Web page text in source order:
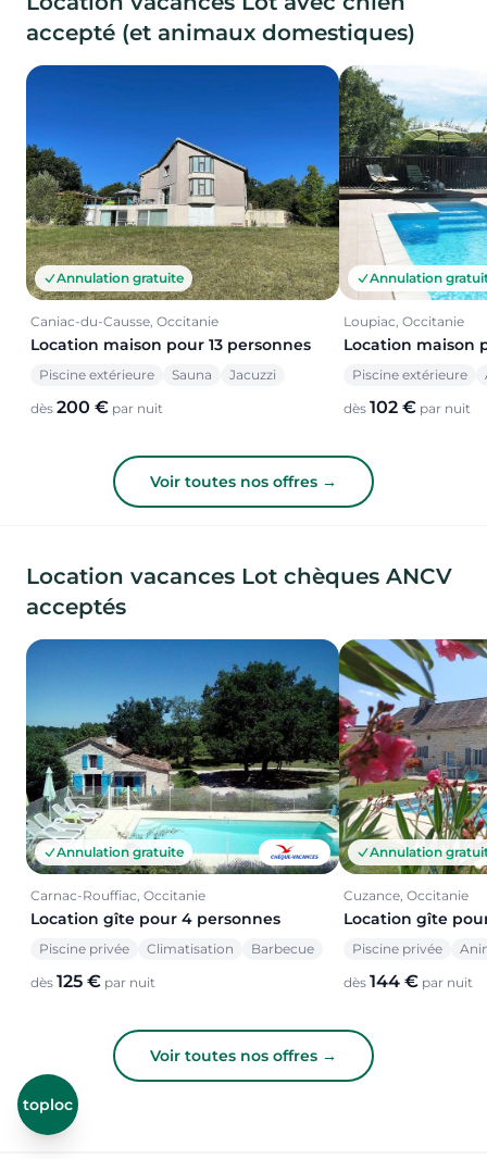
accepté (et animaux domestiques)
Annulation gratuite
Caniac-du-Causse, Occitanie
Location maison pour 13 personnes
Piscine extérieure Sauna Jacuzzi
dès 200 € par nuit
Annulation
Loupiac, Occitanie
Location maison
Piscine extérieure
dès 102 € par nuit
Voir toutes nos offres →
Location vacances Lot chèques ANCV
acceptés
Annulation gratuite
Carnac-Rouffiac, Occitanie
Location gîte pour 4 personnes
Piscine privée Climatisation Barbecue
dès 125 € par nuit
Annulation
Cuzance, Occitanie
Location gîte
Piscine privée
dès 144 € par nuit
Voir toutes nos offres →
toploc